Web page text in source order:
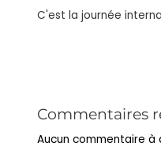
C'est la journée
Commentaires
Aucun commentaire à